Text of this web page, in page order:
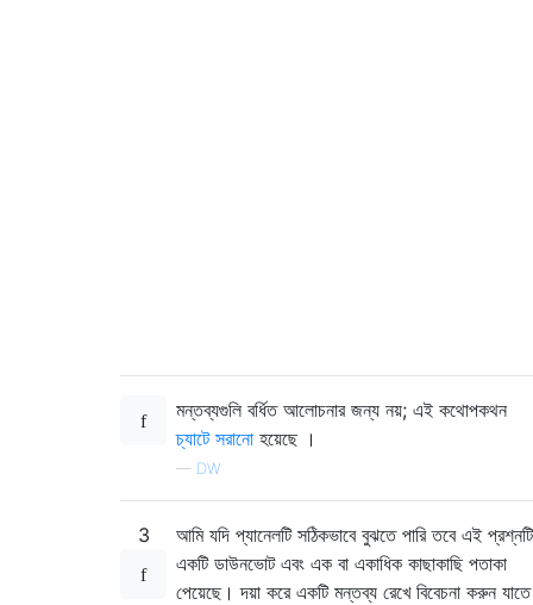
মন্তব্যগুলি বর্ধিত আলোচনার জন্য নয়; এই কথোপকথন
চ্যাটে সরানো হয়েছে ।
— DW
3
আমি যদি প্যানেলটি সঠিকভাবে বুঝতে পারি তবে এই প্রশ্নটি
একটি ডাউনভোট এবং এক বা একাধিক কাছাকাছি পতাকা
পেয়েছে। দয়া করে একটি মন্তব্য রেখে বিবেচনা করুন যাতে